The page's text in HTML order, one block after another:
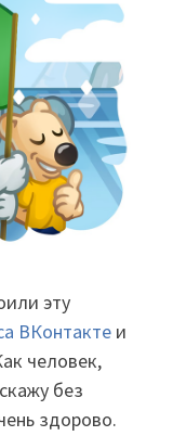
эту
ВКонтакте и
человек,
без
здорово.